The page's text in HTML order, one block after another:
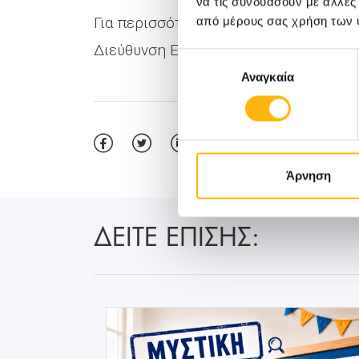
από μέρους σας χρήση των
Επιλογή
συγκατάθεσηςΑναγκαία
Άρνηση
Για περισσότερες δημοσιογραφικές
Διεύθυνση Εμπορικού Τομέα Ομίλου
ΔΕΙΤΕ ΕΠΙΣΗΣ: